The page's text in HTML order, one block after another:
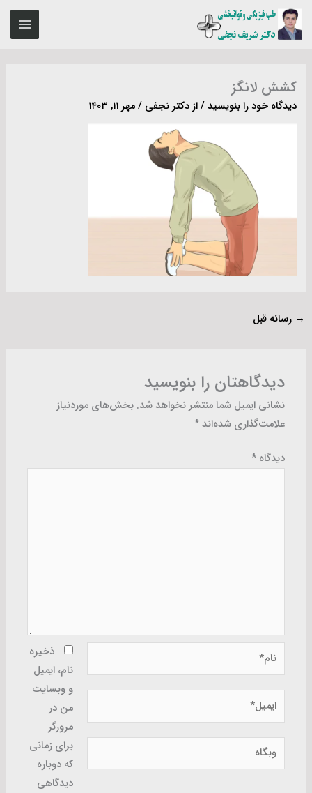
پرش
کشش لانگز
دیدگاه‌ خود را بنویسید/ ازدکتر نجفی/مهر ۱۱, ۱۴۰۳
→ رسانه قبل
دیدگاهتان را بنویسید
نشانی ایمیل شما منتشر نخواهد شد. بخش‌های موردنیاز
علامت‌گذاری شده‌اند*
دیدگاه*
نام*
ایمیل*
وبگاه
ذخیره
نام، ایمیل
و وبسایت
من در
مرورگر
برای زمانی
که دوباره
دیدگاهی